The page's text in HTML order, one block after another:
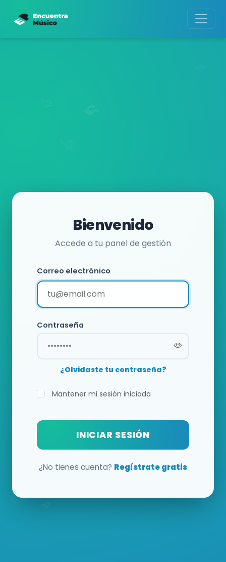
Bienvenido
Accede a tu panel de gestión
Correo electrónico
Contraseña
¿Olvidaste tu contraseña?
Mantener mi sesión iniciada
INICIAR SESIÓN
¿No tienes cuenta? Regístrate gratis